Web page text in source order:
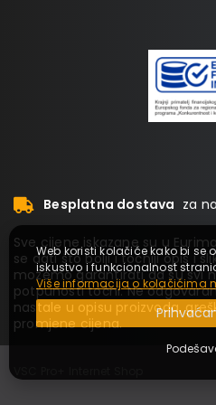
Besplatna dostava za
Sve cijene iskazane su u
se dati što bolji i točniji opis i
možemo garantirati da su svi
potpunosti točni. Ne
nastale u opisu proizvoda,
promjene cijena.
Web koristi kolačiće kako bi se
iskustvo i funkcionalnost
Više informacija o kolačićima